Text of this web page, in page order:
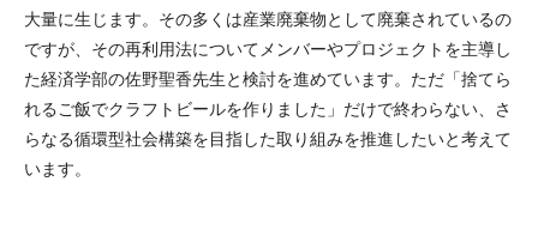
大量に生じます。その多くは産業廃棄物として廃棄されているの
ですが、その再利用法についてメンバーやプロジェクトを主導し
た経済学部の佐野聖香先生と検討を進めています。ただ「捨てら
れるご飯でクラフトビールを作りました」だけで終わらない、さ
らなる循環型社会構築を目指した取り組みを推進したいと考えて
います。